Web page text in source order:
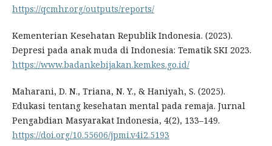
https://qcmhr.org/outputs/reports/
Kementerian Kesehatan Republik Indonesia. (2023).
Depresi pada anak muda di Indonesia: Tematik SKI 2023.
https://www.badankebijakan.kemkes.go.id/
Maharani, D. N., Triana, N. Y., & Haniyah, S. (2025).
Edukasi tentang kesehatan mental pada remaja. Jurnal
Pengabdian Masyarakat Indonesia, 4(2), 133–149.
https://doi.org/10.55606/jpmi.v4i2.5193